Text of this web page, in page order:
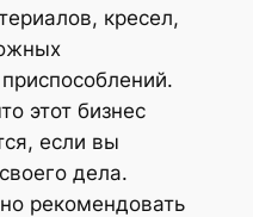
кресел,
этот бизнес
если вы
дела.
рекомендовать